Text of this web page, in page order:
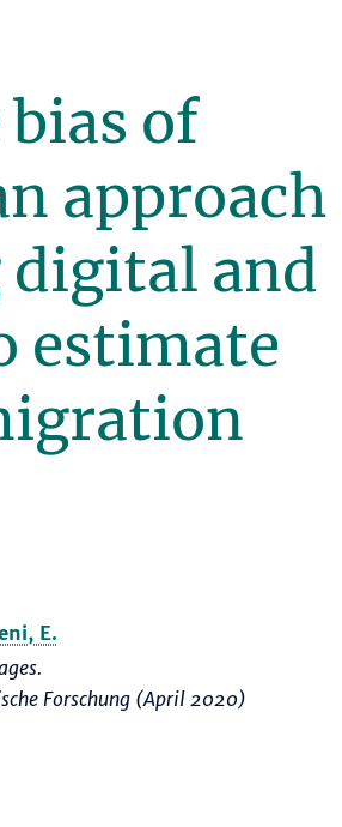
of
approach
and
estimate
E.
Forschung (April 2020)